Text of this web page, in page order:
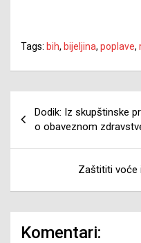
Tags: bih, bijeljina, poplave,
članaka
Dodik: Iz skupštinske
o obaveznom
Zaštititi voće
Komentari: